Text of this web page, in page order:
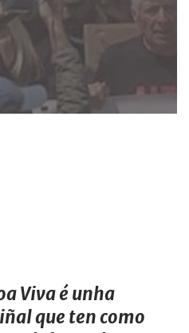
Viva é unha
que ten como